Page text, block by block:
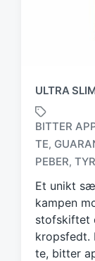
ULTRA
T
a
g
e
d
w
i
BITTER
TE,
PEBER,
Et unikt
kampen
stofskiftet
kropsfedt.
te, bitter